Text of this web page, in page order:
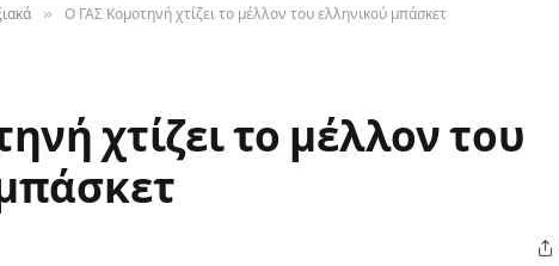
» Ο ΓΑΣ Κομοτηνή χτίζει το μέλλον του ελληνικού μπάσκετ
χτίζει το μέλλον του